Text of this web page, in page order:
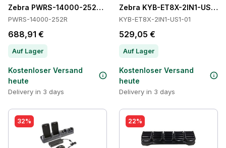
Zebra PWRS-14000-252R Power Supply
PWRS-14000-252R
688,91 €
Auf Lager
Kostenloser Versand
heute
Delivery in 3 days
Zebra KYB-ET8X-2IN1-US1-
KYB-ET8X-2IN1-US1-01
529,05 €
Auf Lager
Kostenloser Versand
heute
Delivery in 3 days
32% 22%